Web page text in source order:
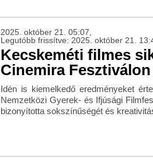
2025. október 21. 05:07,
Legutóbb frissítve: 2025. október 21.
Kecskeméti filmes
Cinemira Fesztiválon
Idén is kiemelkedő eredményeket
Nemzetközi Gyerek- és Ifjúsági
bizonyította sokszínűségét és